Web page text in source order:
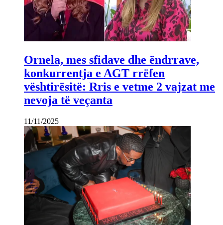
Ornela, mes sfidave dhe ëndrrave,
konkurrentja e AGT rrëfen
vështirësitë: Rris e vetme 2 vajzat me
nevoja të veçanta
11/11/2025